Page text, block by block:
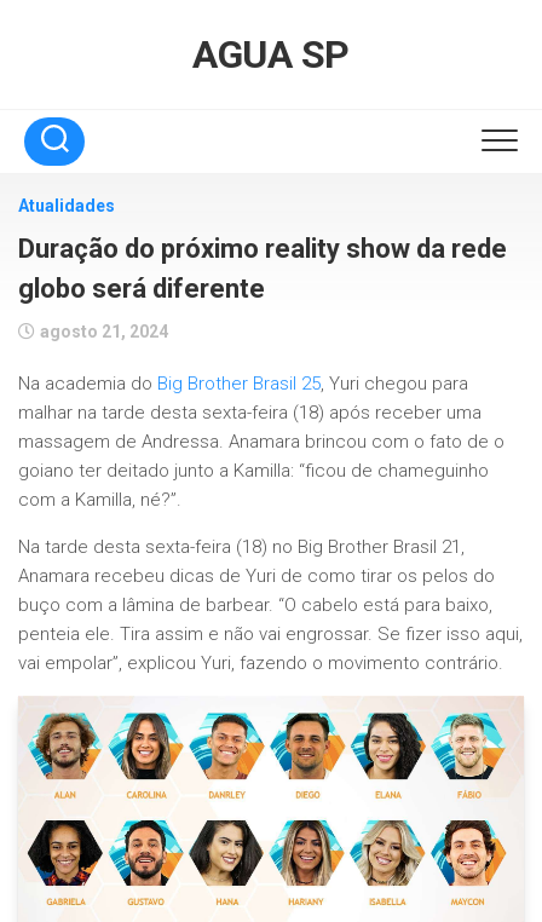
AGUA SP
Atualidades
Duração do próximo reality show da rede
globo será diferente
agosto 21, 2024
Na academia do Big Brother Brasil 25, Yuri chegou para
malhar na tarde desta sexta-feira (18) após receber uma
massagem de Andressa. Anamara brincou com o fato de o
goiano ter deitado junto a Kamilla: “ficou de chameguinho
com a Kamilla, né?”.
Na tarde desta sexta-feira (18) no Big Brother Brasil 21,
Anamara recebeu dicas de Yuri de como tirar os pelos do
buço com a lâmina de barbear. “O cabelo está para baixo,
penteia ele. Tira assim e não vai engrossar. Se fizer isso aqui,
vai empolar”, explicou Yuri, fazendo o movimento contrário.